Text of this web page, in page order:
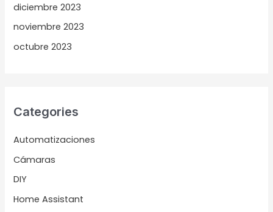
diciembre 2023
noviembre 2023
octubre 2023
Categories
Automatizaciones
Cámaras
DIY
Home Assistant